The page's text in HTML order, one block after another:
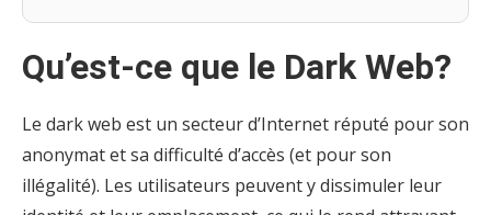
Qu’est-ce que le Dark Web?
Le dark web est un secteur d’Internet réputé pour son
anonymat et sa difficulté d’accès (et pour son
illégalité). Les utilisateurs peuvent y dissimuler leur